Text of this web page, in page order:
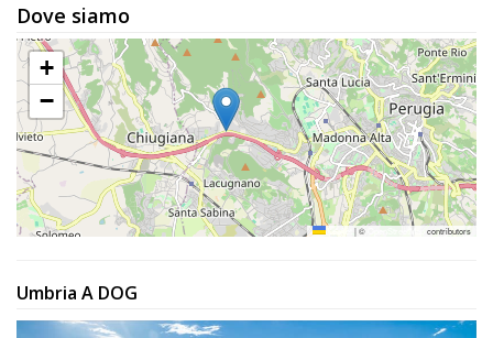
Accedi
Registrati
Dove siamo
+
−
|© OpenStreetMap contributors
Umbria A DOG